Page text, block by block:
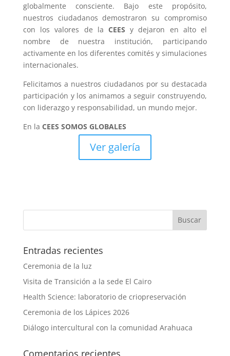
globalmente consciente. Bajo este propósito,
nuestros ciudadanos demostraron su compromiso
con los valores de la CEES y dejaron en alto el
nombre de nuestra institución, participando
activamente en los diferentes comités y simulaciones
internacionales.
Felicitamos a nuestros ciudadanos por su destacada
participación y los animamos a seguir construyendo,
con liderazgo y responsabilidad, un mundo mejor.
En la CEES SOMOS GLOBALES
Ver galería
Entradas recientes
Ceremonia de la luz
Visita de Transición a la sede El Cairo
Health Science: laboratorio de criopreservación
Ceremonia de los Lápices 2026
Diálogo intercultural con la comunidad Arahuaca
Comentarios recientes